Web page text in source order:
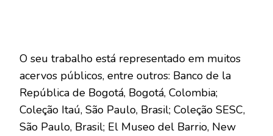
O seu trabalho está representado em muitos
acervos públicos, entre outros: Banco de la
República de Bogotá, Bogotá, Colombia;
Coleção Itaú, São Paulo, Brasil; Coleção SESC,
São Paulo, Brasil; El Museo del Barrio, New